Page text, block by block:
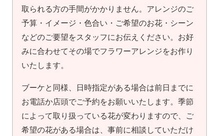
取られる方の手間がかかりません。アレンジのご
予算・イメージ・色合い・ご希望のお花・シーン
などのご要望をスタッフにお伝えください。お好
みに合わせてその場でフラワーアレンジをお作り
いたします。
ブーケと同様、日時指定がある場合は前日までに
お電話か店頭でご予約をお願いいたします。季節
によって取り扱っている花が変わりますので、ご
希望の花がある場合は、事前に相談していただけ